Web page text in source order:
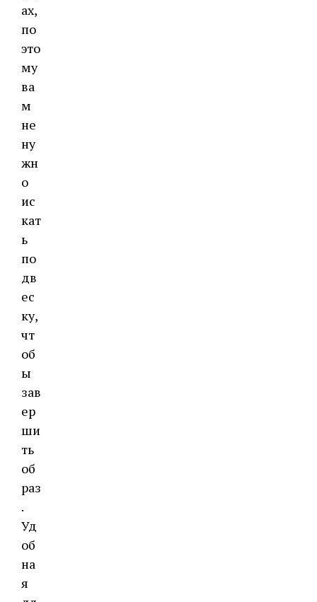
ах,
по
это
му
ва
м
не
ну
жн
о
ис
кат
ь
по
дв
ес
ку,
чт
об
ы
зав
ер
ши
ть
об
раз
.
Уд
об
на
я